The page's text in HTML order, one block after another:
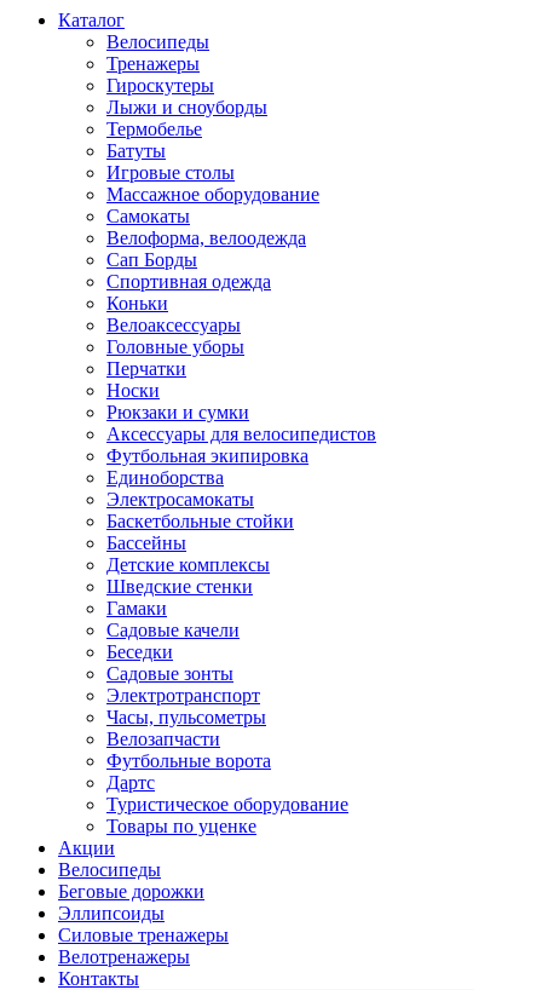
Каталог
Велосипеды
Тренажеры
Гироскутеры
Лыжи и сноуборды
Термобелье
Батуты
Игровые столы
Массажное оборудование
Самокаты
Велоформа, велоодежда
Сап Борды
Спортивная одежда
Коньки
Велоаксессуары
Головные уборы
Перчатки
Носки
Рюкзаки и сумки
Аксессуары для велосипедистов
Футбольная экипировка
Единоборства
Электросамокаты
Баскетбольные стойки
Бассейны
Детские комплексы
Шведские стенки
Гамаки
Садовые качели
Беседки
Садовые зонты
Электротранспорт
Часы, пульсометры
Велозапчасти
Футбольные ворота
Дартс
Туристическое оборудование
Товары по уценке
Акции
Велосипеды
Беговые дорожки
Эллипсоиды
Силовые тренажеры
Велотренажеры
Контакты